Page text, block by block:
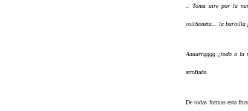
.. Toma aire por la
colchoneta... la barbilla
Aaaarrgggg ¿todo a la
atrofiada.
De todas formas esta